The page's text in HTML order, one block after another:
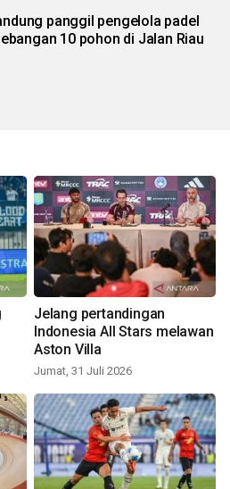
panggil pengelola padel
10 pohon di Jalan Riau
Jelang pertandingan
Indonesia All Stars melawan
Aston Villa
Jumat, 31 Juli 2026